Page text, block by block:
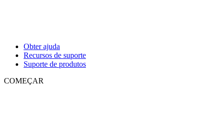
Obter ajuda
Recursos de suporte
Suporte de produtos
COMEÇAR